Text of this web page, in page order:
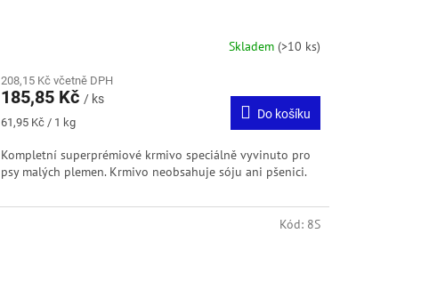
Skladem (>10 ks)
208,15 Kč včetně DPH
185,85 Kč / ks
Měrná
61,95 Kč / 1 kg
Do košíku
Kompletní superprémiové krmivo speciálně vyvinuto pro
psy malých plemen. Krmivo neobsahuje sóju ani pšenici.
Kód: 8S